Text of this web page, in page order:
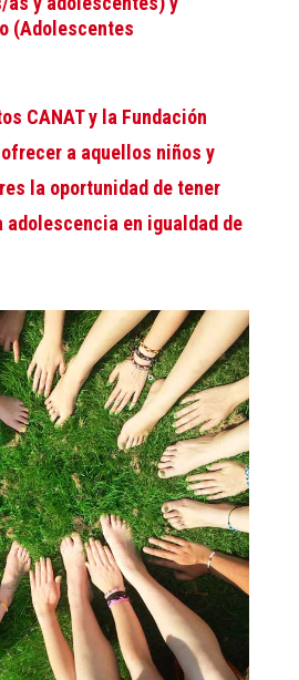
(Adolescentes
CANAT y la Fundación
ofrecer a aquellos niños y
la oportunidad de tener
adolescencia en igualdad de